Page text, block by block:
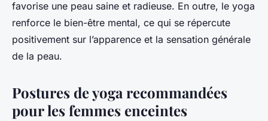
favorise une peau saine et radieuse. En outre, le yoga
renforce le bien-être mental, ce qui se répercute
positivement sur l’apparence et la sensation générale
de la peau.
Postures de yoga recommandées
pour les femmes enceintes